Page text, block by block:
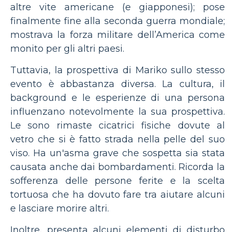
altre vite americane (e giapponesi); pose
finalmente fine alla seconda guerra mondiale;
mostrava la forza militare dell’America come
monito per gli altri paesi.
Tuttavia, la prospettiva di Mariko sullo stesso
evento è abbastanza diversa. La cultura, il
background e le esperienze di una persona
influenzano notevolmente la sua prospettiva.
Le sono rimaste cicatrici fisiche dovute al
vetro che si è fatto strada nella pelle del suo
viso. Ha un'asma grave che sospetta sia stata
causata anche dai bombardamenti. Ricorda la
sofferenza delle persone ferite e la scelta
tortuosa che ha dovuto fare tra aiutare alcuni
e lasciare morire altri.